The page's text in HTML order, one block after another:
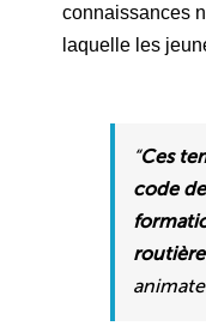
connaissances
laquelle les
“Ces
code